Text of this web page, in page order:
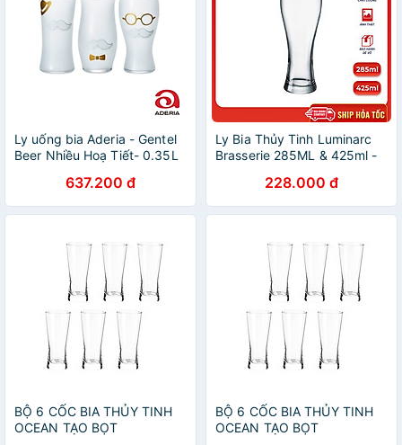
Ly uống bia Aderia - Gentel
Beer Nhiều Hoạ Tiết- 0.35L
637.200 đ
Ly Bia Thủy Tinh Luminarc
Brasserie 285ML & 425ml -
228.000 đ
BỘ 6 CỐC BIA THỦY TINH
OCEAN TẠO BỌT
BỘ 6 CỐC BIA THỦY TINH
OCEAN TẠO BỌT